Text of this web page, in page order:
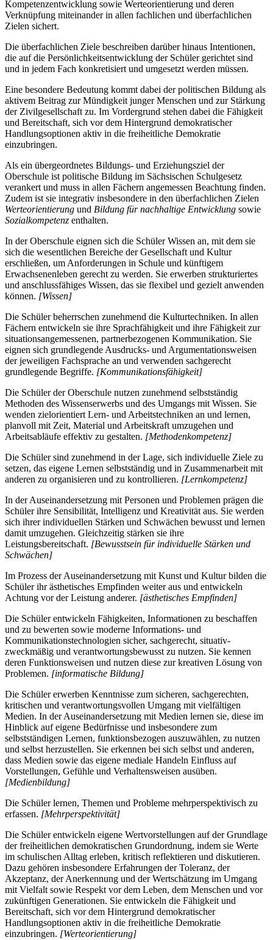
Kompetenzentwicklung sowie Werteorientierung und deren
Verknüpfung miteinander in allen fachlichen und überfachlichen
Zielen sichert.
Die überfachlichen Ziele beschreiben darüber hinaus Intentionen,
die auf die Persönlichkeitsentwicklung der Schüler gerichtet sind
und in jedem Fach konkretisiert und umgesetzt werden müssen.
Eine besondere Bedeutung kommt dabei der politischen Bildung als
aktivem Beitrag zur Mündigkeit junger Menschen und zur Stärkung
der Zivilgesellschaft zu. Im Vordergrund stehen dabei die Fähigkeit
und Bereitschaft, sich vor dem Hintergrund demokratischer
Handlungsoptionen aktiv in die freiheitliche Demokratie
einzubringen.
Als ein übergeordnetes Bildungs- und Erziehungsziel der
Oberschule ist politische Bildung im Sächsischen Schulgesetz
verankert und muss in allen Fächern angemessen Beachtung finden.
Zudem ist sie integrativ insbesondere in den überfachlichen Zielen
Werteorientierung und Bildung für nachhaltige Entwicklung sowie
Sozialkompetenz enthalten.
In der Oberschule eignen sich die Schüler Wissen an, mit dem sie
sich die wesentlichen Bereiche der Gesellschaft und Kultur
erschließen, um Anforderungen in Schule und künftigem
Erwachsenenleben gerecht zu werden. Sie erwerben strukturiertes
und anschlussfähiges Wissen, das sie flexibel und gezielt anwenden
können. [Wissen]
Die Schüler beherrschen zunehmend die Kulturtechniken. In allen
Fächern entwickeln sie ihre Sprachfähigkeit und ihre Fähigkeit zur
situationsangemessenen, partnerbezogenen Kommunikation. Sie
eignen sich grundlegende Ausdrucks- und Argumentationsweisen
der jeweiligen Fachsprache an und verwenden sachgerecht
grundlegende Begriffe. [Kommunikationsfähigkeit]
Die Schüler der Oberschule nutzen zunehmend selbstständig
Methoden des Wissenserwerbs und des Umgangs mit Wissen. Sie
wenden zielorientiert Lern- und Arbeitstechniken an und lernen,
planvoll mit Zeit, Material und Arbeitskraft umzugehen und
Arbeitsabläufe effektiv zu gestalten. [Methodenkompetenz]
Die Schüler sind zunehmend in der Lage, sich individuelle Ziele zu
setzen, das eigene Lernen selbstständig und in Zusammenarbeit mit
anderen zu organisieren und zu kontrollieren. [Lernkompetenz]
In der Auseinandersetzung mit Personen und Problemen prägen die
Schüler ihre Sensibilität, Intelligenz und Kreativität aus. Sie werden
sich ihrer individuellen Stärken und Schwächen bewusst und lernen
damit umzugehen. Gleichzeitig stärken sie ihre
Leistungsbereitschaft. [Bewusstsein für individuelle Stärken und
Schwächen]
Im Prozess der Auseinandersetzung mit Kunst und Kultur bilden die
Schüler ihr ästhetisches Empfinden weiter aus und entwickeln
Achtung vor der Leistung anderer. [ästhetisches Empfinden]
Die Schüler entwickeln Fähigkeiten, Informationen zu beschaffen
und zu bewerten sowie moderne Informations- und
Kommunikationstechnologien sicher, sachgerecht, situativ-
zweckmäßig und verantwortungsbewusst zu nutzen. Sie kennen
deren Funktionsweisen und nutzen diese zur kreativen Lösung von
Problemen. [informatische Bildung]
Die Schüler erwerben Kenntnisse zum sicheren, sachgerechten,
kritischen und verantwortungsvollen Umgang mit vielfältigen
Medien. In der Auseinandersetzung mit Medien lernen sie, diese im
Hinblick auf eigene Bedürfnisse und insbesondere zum
selbstständigen Lernen, funktionsbezogen auszuwählen, zu nutzen
und selbst herzustellen. Sie erkennen bei sich selbst und anderen,
dass Medien sowie das eigene mediale Handeln Einfluss auf
Vorstellungen, Gefühle und Verhaltensweisen ausüben.
[Medienbildung]
Die Schüler lernen, Themen und Probleme mehrperspektivisch zu
erfassen. [Mehrperspektivität]
Die Schüler entwickeln eigene Wertvorstellungen auf der Grundlage
der freiheitlichen demokratischen Grundordnung, indem sie Werte
im schulischen Alltag erleben, kritisch reflektieren und diskutieren.
Dazu gehören insbesondere Erfahrungen der Toleranz, der
Akzeptanz, der Anerkennung und der Wertschätzung im Umgang
mit Vielfalt sowie Respekt vor dem Leben, dem Menschen und vor
zukünftigen Generationen. Sie entwickeln die Fähigkeit und
Bereitschaft, sich vor dem Hintergrund demokratischer
Handlungsoptionen aktiv in die freiheitliche Demokratie
einzubringen. [Werteorientierung]